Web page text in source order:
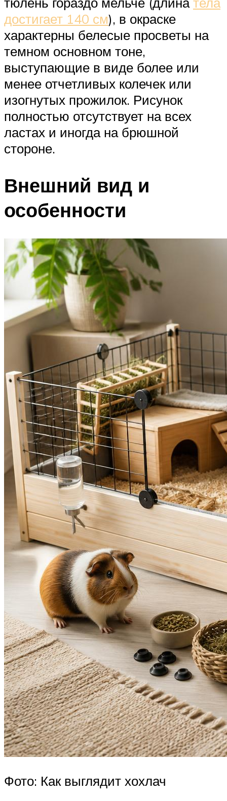
достигает 140 см), в окраске
характерны белесые просветы на
темном основном тоне,
выступающие в виде более или
менее отчетливых колечек или
изогнутых прожилок. Рисунок
полностью отсутствует на всех
ластах и иногда на брюшной
стороне.
Внешний вид и
особенности
Фото: Как выглядит хохлач